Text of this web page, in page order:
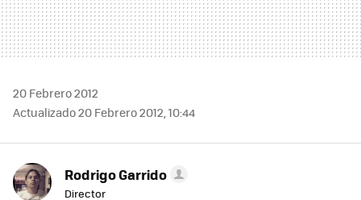
20 Febrero 2012
Actualizado 20 Febrero 2012, 10:44
Rodrigo Garrido
Director